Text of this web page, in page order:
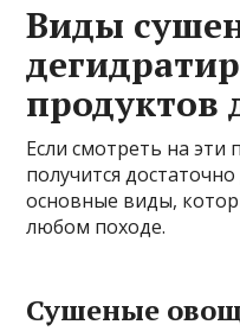
Виды
продуктов
Если смотреть на эти
получится
основные виды,
любом походе.
Сушеные